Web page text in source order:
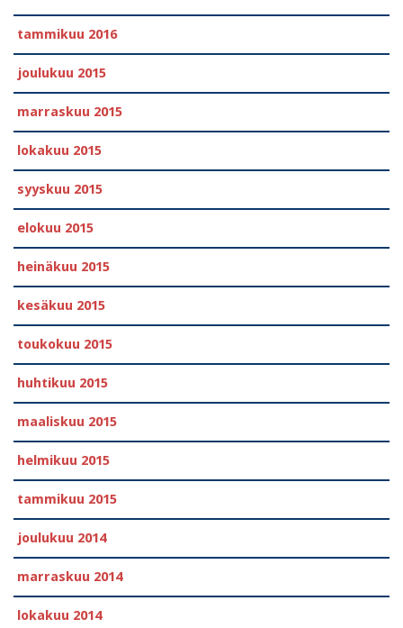
tammikuu 2016
joulukuu 2015
marraskuu 2015
lokakuu 2015
syyskuu 2015
elokuu 2015
heinäkuu 2015
kesäkuu 2015
toukokuu 2015
huhtikuu 2015
maaliskuu 2015
helmikuu 2015
tammikuu 2015
joulukuu 2014
marraskuu 2014
lokakuu 2014